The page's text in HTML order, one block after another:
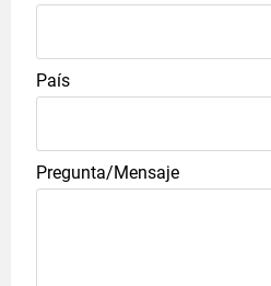
País
Pregunta/Mensaje